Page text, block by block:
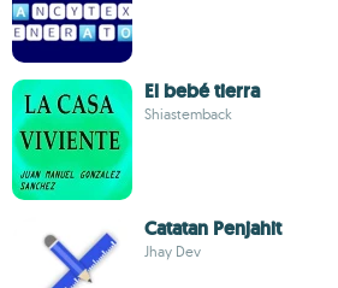
El bebé tierra
Shiastemback
Catatan Penjahit
Jhay Dev